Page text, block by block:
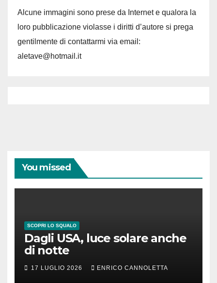
Alcune immagini sono prese da Internet e qualora la
loro pubblicazione violasse i diritti d’autore si prega
gentilmente di contattarmi via email:
aletave@hotmail.it
You missed
SCOPRI LO SQUALO
Dagli USA, luce solare anche
di notte
17 LUGLIO 2026 ENRICO CANNOLETTA